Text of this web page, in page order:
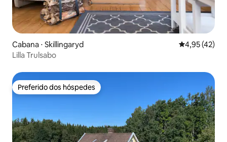
Cabana ⋅ Skillingaryd 4,95 de uma
4,95 (42)
Lilla Trulsabo
Preferido dos hóspedes
Preferido dos hóspedes